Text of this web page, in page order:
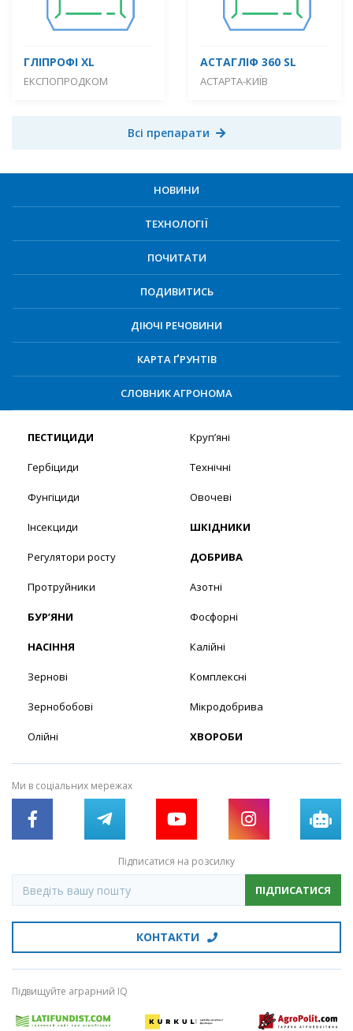
ГЛІПРОФІ XL
ЕКСПОПРОДКОМ
АСТАГЛІФ 360 SL
АСТАРТА-КИЇВ
Всі препарати
НОВИНИ
ТЕХНОЛОГІЇ
ПОЧИТАТИ
ПОДИВИТИСЬ
ДІЮЧІ РЕЧОВИНИ
КАРТА ҐРУНТІВ
СЛОВНИК АГРОНОМА
ПЕСТИЦИДИ
Гербіциди
Фунгіциди
Інсекциди
Регулятори росту
Протруйники
БУР’ЯНИ
НАСІННЯ
Зернові
Зернобобові
Олійні
Круп’яні
Технічні
Овочеві
ШКІДНИКИ
ДОБРИВА
Азотні
Фосфорні
Калійні
Комплексні
Мікродобрива
ХВОРОБИ
Ми в соціальних мережах
Підписатися на розсилку
ПІДПИСАТИСЯ
КОНТАКТИ
Підвищуйте аграрний IQ